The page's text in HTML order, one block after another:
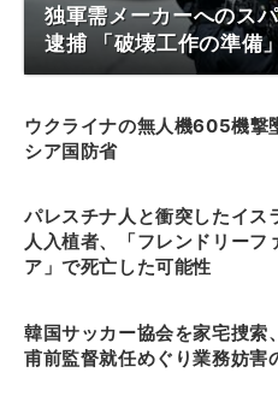
独軍需メーカーへのス
逮捕 「破壊工作の準備
ウクライナの無人機605機撃
シア国防省
パレスチナ人と衝突したイス
人入植者、「フレンドリーフ
ア」で死亡した可能性
韓国サッカー協会を家宅捜索
甫前監督就任めぐり業務妨害